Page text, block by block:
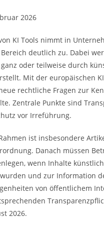
2026
KI Tools nimmt in
deutlich zu. Dabei
oder teilweise durch
Mit der europäischen
rechtliche Fragen zur
Zentrale Punkte sind
vor Irreführung.
ist insbesondere
Danach müssen
wenn Inhalte
und zur Information
von öffentlichem
2026.